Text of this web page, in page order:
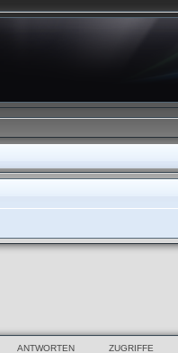
ANTWORTEN ZUGRIFFE